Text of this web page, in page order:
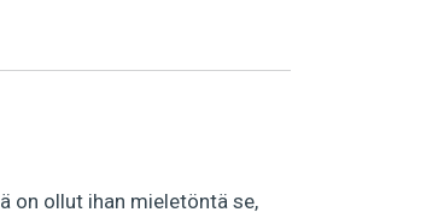
on ollut ihan mieletöntä se,